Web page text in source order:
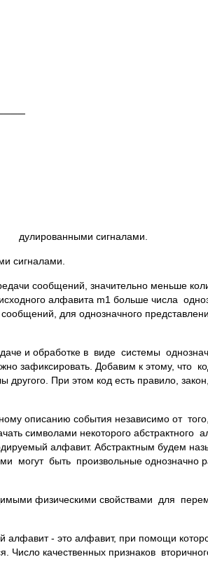
сигналами.
сигналами.
сообщений, значительно меньше
алфавита m1 больше числа
для однозначного
и обработке в виде системы
зафиксировать. Добавим к этому, что
При этом код есть правило,
описанию события независимо от
символами некоторого абстрактного
алфавит. Абстрактным будем
могут быть произвольные однозначно
физическими свойствами для
- это алфавит, при помощи
качественных признаков